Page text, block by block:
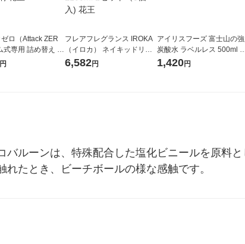
ロ（Attack ZER
式専用 詰め替え メ
2300g 1セット
円
フレアフレグランス IROKA
（イロカ） ネイキッドリリ
ーの香り 柔軟剤 詰め替え 超
6,582円
アイリスフーズ 富士山の強
炭酸水 ラベルレス 500ml 1
箱（24本入）
1,420円
バルーンは、特殊配合した塩化ビニールを原料
れたとき、ビーチボールの様な感触です。